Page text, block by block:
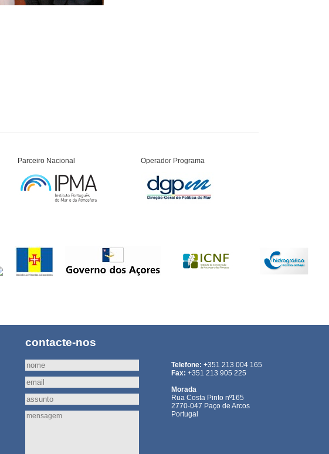
Parceiro Nacional Operador Programa
contacte-nos
Telefone: +351 213 004 165
Fax:+351 213 905 225
Morada
Rua Costa Pinto nº165
2770-047 Paço de Arcos
Portugal